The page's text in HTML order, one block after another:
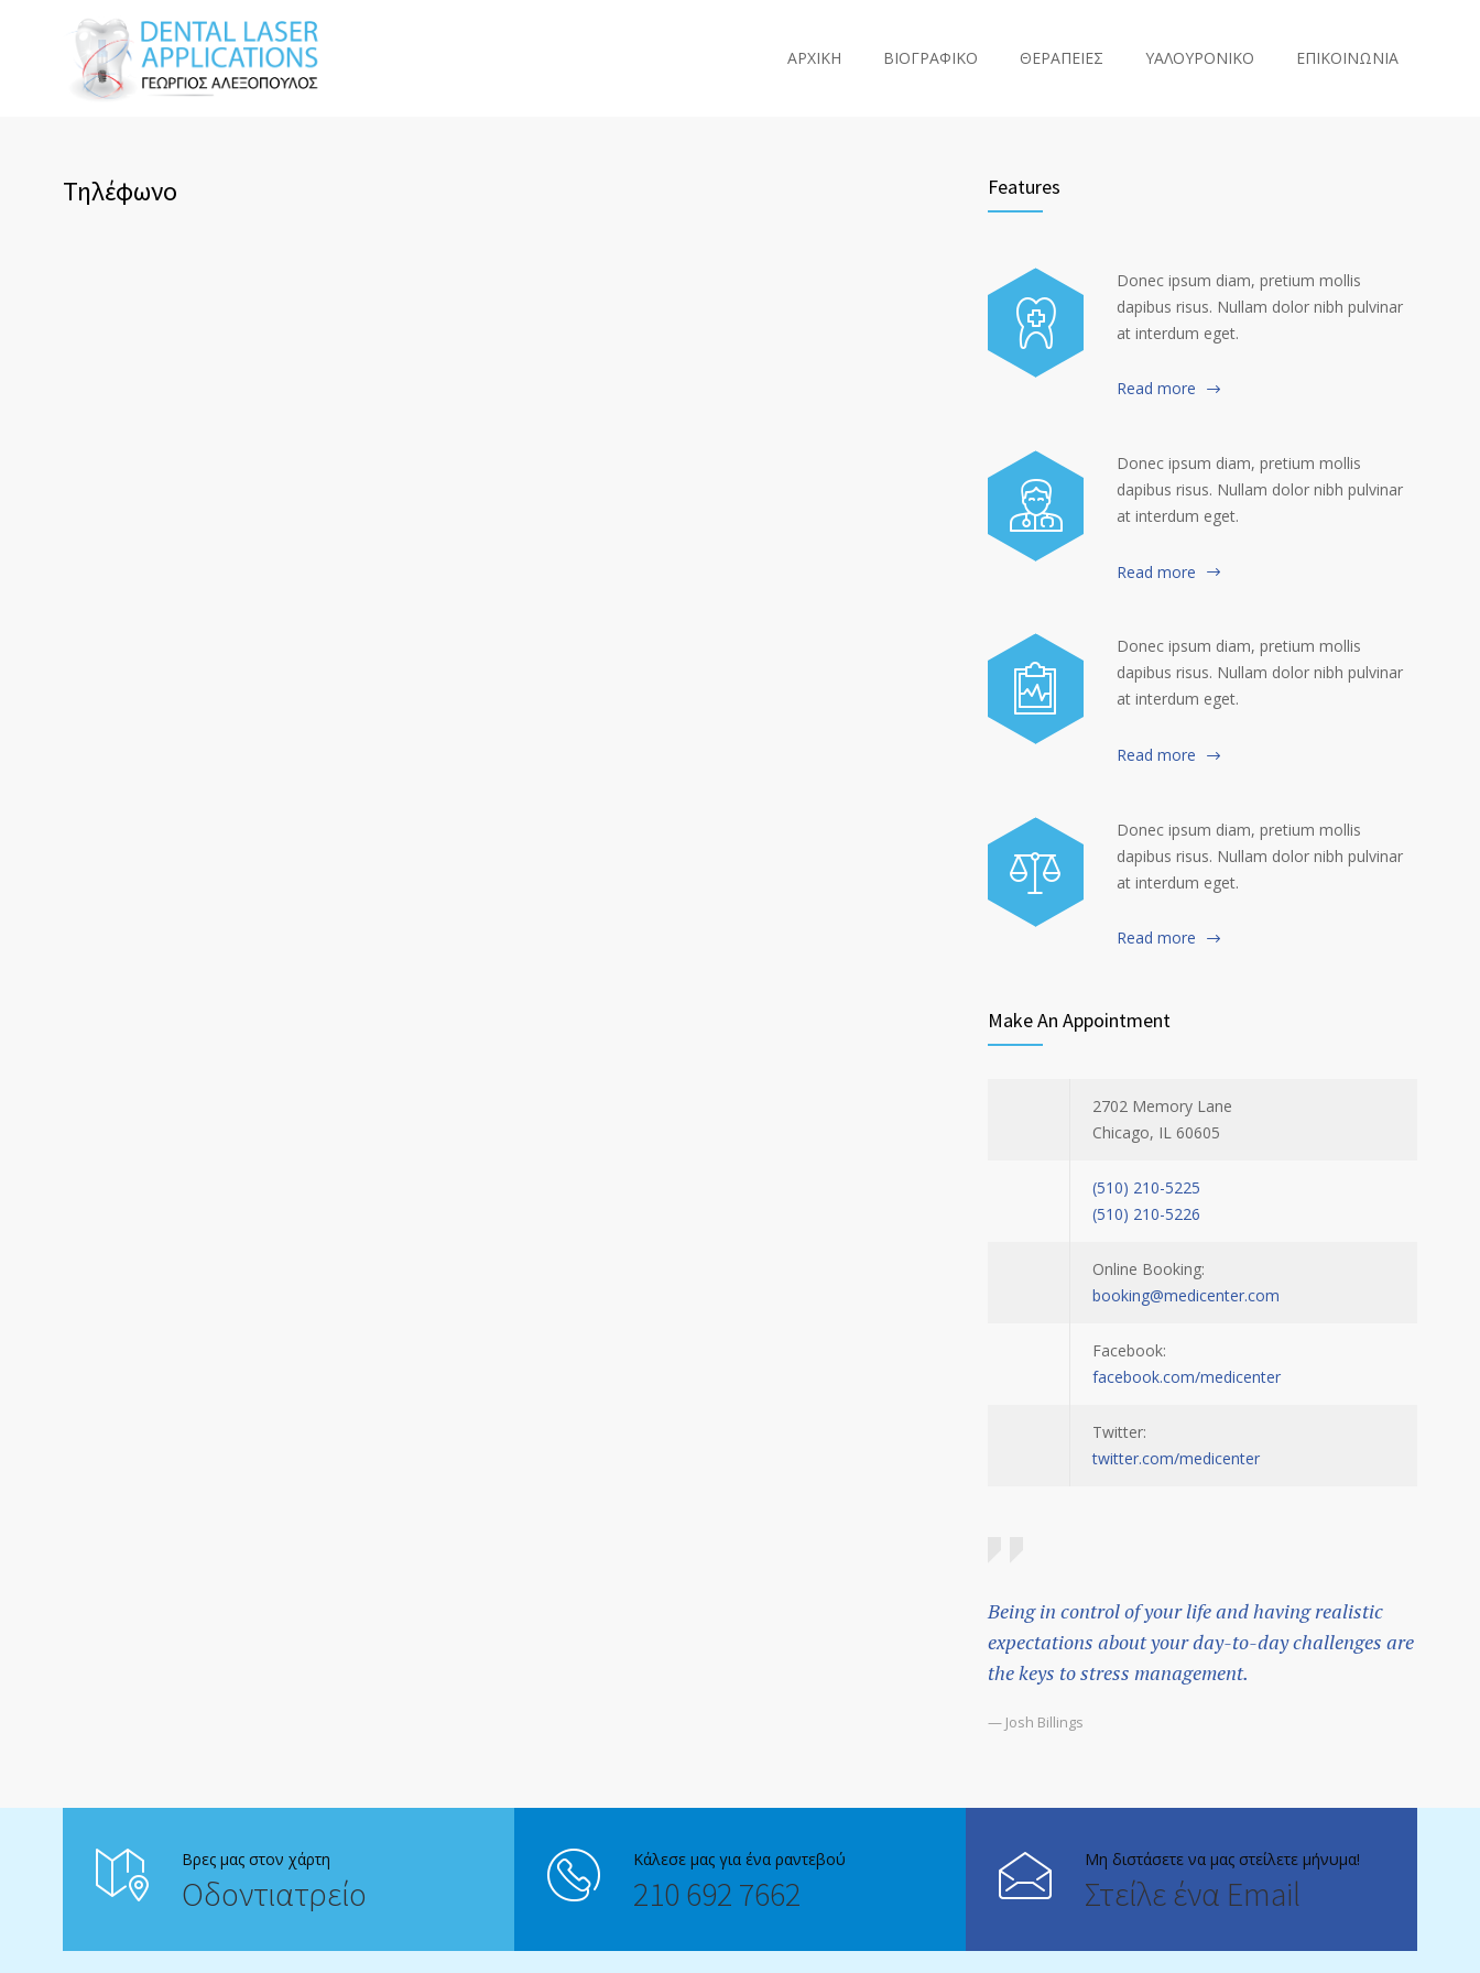
ΑΡΧΙΚΗ ΒΙΟΓΡΑΦΙΚΟ ΘΕΡΑΠΕΙΕΣ ΥΑΛΟΥΡΟΝΙΚΟ ΕΠΙΚΟΙΝΩΝΙΑ
Τηλέφωνο Features
Donec ipsum diam, pretium mollis
dapibus risus. Nullam dolor nibh pulvinar
at interdum eget.
Read more
Donec ipsum diam, pretium mollis
dapibus risus. Nullam dolor nibh pulvinar
at interdum eget.
Read more
Donec ipsum diam, pretium mollis
dapibus risus. Nullam dolor nibh pulvinar
at interdum eget.
Read more
Donec ipsum diam, pretium mollis
dapibus risus. Nullam dolor nibh pulvinar
at interdum eget.
Read more
Make An Appointment
2702 Memory Lane
Chicago, IL 60605
(510) 210-5225
(510) 210-5226
Online Booking:
booking@medicenter.com
Facebook:
facebook.com/medicenter
Twitter:
twitter.com/medicenter
Being in control of your life and having realistic
expectations about your day-to-day challenges are
the keys to stress management.
— Josh Billings
Βρες μας στον χάρτη
Οδοντιατρείο
Κάλεσε μας για ένα ραντεβού
210 692 7662
Μη διστάσετε να μας στείλετε μήνυμα!
Στείλε ένα Email